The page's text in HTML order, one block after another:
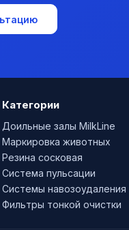
Категории
Доильные залы MilkLine
Маркировка животных
Резина сосковая
Система пульсации
Системы навозоудаления
Фильтры тонкой очистки